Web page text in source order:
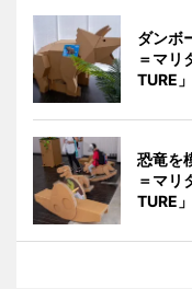
ダンボ
＝マリ
TURE」
恐竜を
＝マリ
TURE」